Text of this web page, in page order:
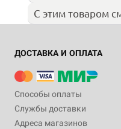
С этим товаром
ДОСТАВКА И ОПЛАТА
Способы оплаты
Службы доставки
Адреса магазинов